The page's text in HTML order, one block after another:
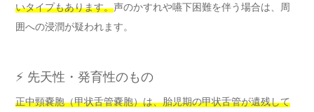
いタイプもあります。声のかすれや嚥下困難を伴う場合は、周
囲への浸潤が疑われます。
⚡ 先天性・発育性のもの
正中頸嚢胞（甲状舌管嚢胞）は、胎児期の甲状舌管が遺残して